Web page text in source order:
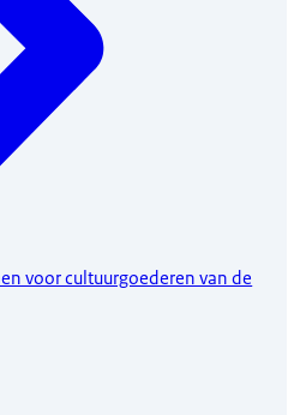
voor cultuurgoederen van de